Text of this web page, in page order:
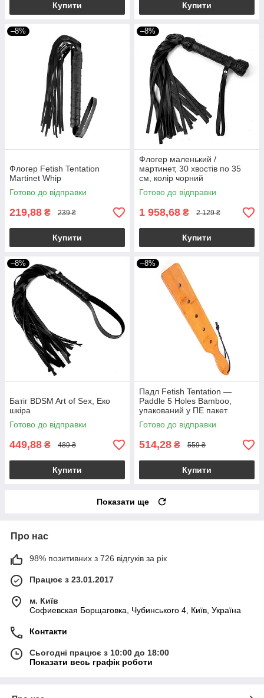
Купити Купити
–8%
Флогер Fetish Tentation
Martinet Whip
Готово до відправки
219,88 ₴ 239 ₴
Купити
–8%
Флогер маленький /
мартинет, 30 хвостів по 35
см, колір чорний
Готово до відправки
1 958,68 ₴ 2 129 ₴
Купити
–8%
Батіг BDSM Art of Sex, Еко
шкіра
Готово до відправки
449,88 ₴ 489 ₴
Купити
–8%
Падл Fetish Tentation —
Paddle 5 Holes Bamboo,
упакований у ПЕ пакет
Готово до відправки
514,28 ₴ 559 ₴
Купити
Показати ще
Про нас
98% позитивних з 726 відгуків за рік
Працює з 23.01.2017
м. Київ
Софиевская Борщаговка, Чубинського 4, Київ, Україна
Контакти
Сьогодні працює з 10:00 до 18:00
Показати весь графік роботи